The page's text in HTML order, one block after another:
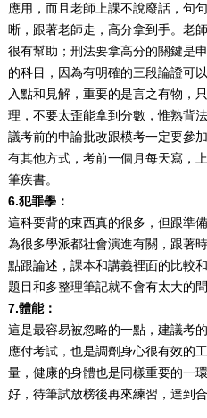
應用，而且老師上課不說廢話，句
晰，跟著老師走，高分拿到手。老
很有幫助；刑法要拿高分的關鍵是
的科目，因為有明確的三段論證可
入點和見解，重要的是言之有物，
理，不要太歪能拿到分數，惟熟背
議考前的申論批改跟模考一定要參
有其他方式，考前一個月每天寫，
筆疾書。
6.犯罪學：
這科要背的東西真的很多，但跟準
為很多學派都社會演進有關，跟著
點跟論述，課本和講義裡面的比較
題目和多整理筆記就不會有太大的問
7.體能：
這是最容易被忽略的一點，建議考
應付考試，也是調劑身心很有效的
量，健康的身體也是同樣重要的一
好，待筆試放榜後再來練習，達到合